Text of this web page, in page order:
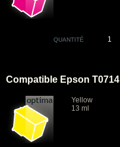
QUANTITÉ
Compatible Epson T0714
Yellow
13 ml